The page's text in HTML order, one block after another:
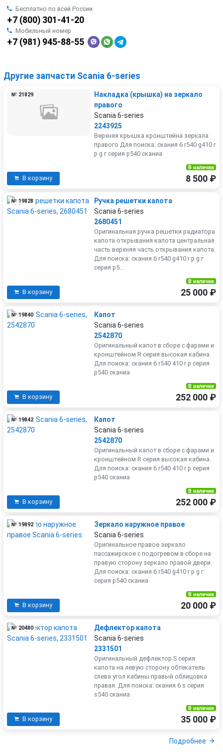
Бесплатно по всей России
+7 (800) 301-41-20
Мобильный номер
+7 (981) 945-88-55
Другие запчасти Scania 6-series
№ 21829
Накладка (крышка) на зеркало
правого
Scania 6-series
2243925
Верхняя крышка кронштейна зеркала
правого Для поиска: скания 6 r540 g410 r
р g г серия р540 сканиа
В корзину
В наличии
8 500 ₽
№ 19828
Ручка решетки капота
Scania 6-series
2680451
Оригинальная ручка решетки радиатора
капота открывания капота центральная
часть верхняя часть открывания капота.
Для поиска: скания 6 r540 g410 r р g г
серия р5...
В корзину
В наличии
25 000 ₽
№ 19840
Капот
Scania 6-series
2542870
Оригинальный капот в сборе с фарами и
кронштейном R серия высокая кабина.
Для поиска: скания 6 r540 410 r р серия
р540 сканиа
В корзину
В наличии
252 000 ₽
№ 19842
Капот
Scania 6-series
2542870
Оригинальный капот в сборе с фарами и
кронштейном R серия высокая кабина.
Для поиска: скания 6 r540 410 r р серия
р540 сканиа
В корзину
В наличии
252 000 ₽
№ 19892
Зеркало наружное правое
Scania 6-series
Оригинальное правое зеркало
пассажирское с подогревом в сборе на
правую сторону зеркало правой двери.
Для поиска: скания 6 r540 g410 r р g г
серия р540 сканиа
В корзину
В наличии
20 000 ₽
№ 20480
Дефлектор капота
Scania 6-series
2331501
Оригинальный дефлектор S серия
капота на левую сторону обтекатель
слева угол кабины правый облицовка
правая. Для поиска: скания 6 s серия
s540 сканиа
В корзину
В наличии
35 000 ₽
Подробнее